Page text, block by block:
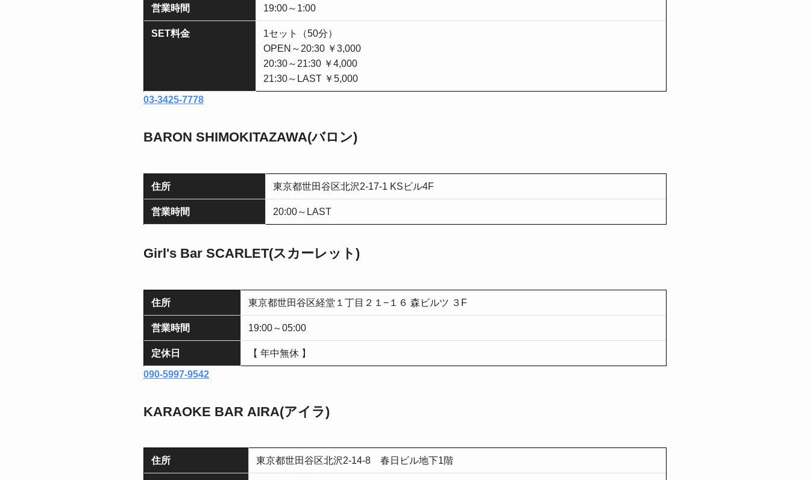
営業時間 19:00～1:00
SET料金
1セット（50分）
OPEN～20:30 ￥3,000
20:30～21:30 ￥4,000
21:30～LAST ￥5,000
03-3425-7778
BARON SHIMOKITAZAWA(バロン)
住所 東京都世田谷区北沢2-17-1 KSビル4F
営業時間 20:00～LAST
Girl's Bar SCARLET(スカーレット)
住所 東京都世田谷区経堂１丁目２１−１６ 森ビルツ ３F
営業時間 19:00～05:00
定休日 【 年中無休 】
090-5997-9542
KARAOKE BAR AIRA(アイラ)
住所 東京都世田谷区北沢2-14-8 春日ビル地下1階